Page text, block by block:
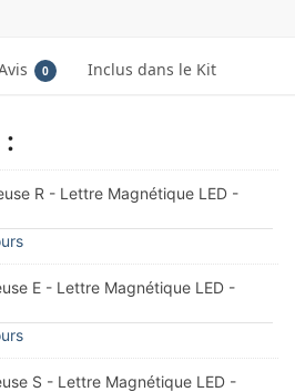
0 Inclus dans le Kit
R - Lettre Magnétique LED -
E - Lettre Magnétique LED -
S - Lettre Magnétique LED -